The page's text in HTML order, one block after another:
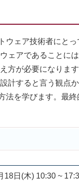
ェア技術者にと
ェアであることに
方が必要になります
計すると言う観点
法を学びます。最
18日(木) 10:30 ~